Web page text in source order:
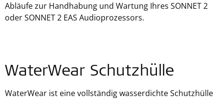
Abläufe zur Handhabung und Wartung Ihres SONNET 2
oder SONNET 2 EAS Audioprozessors.
WaterWear Schutzhülle
WaterWear ist eine vollständig wasserdichte Schutzhülle